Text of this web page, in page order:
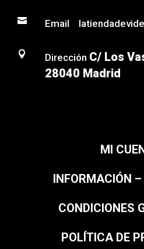
 Email
 Dirección C/ Los
28040 Madrid
MI
INFORMACIÓN
CONDICIONES
POLÍTICA DE